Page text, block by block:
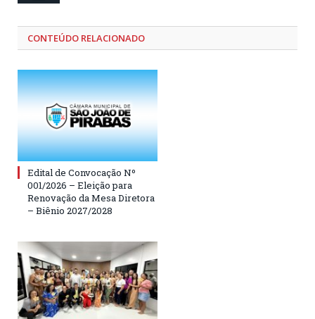
CONTEÚDO RELACIONADO
Edital de Convocação Nº
001/2026 – Eleição para
Renovação da Mesa Diretora
– Biênio 2027/2028